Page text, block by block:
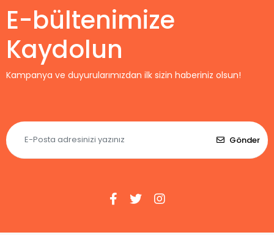
E-bültenimize
Kaydolun
Kampanya ve duyurularımızdan ilk sizin haberiniz olsun!
Gönder